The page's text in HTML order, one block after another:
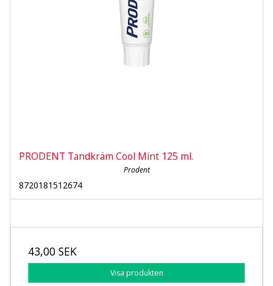
PRODENT Tandkräm Cool Mint 125 ml.
Prodent
8720181512674
43,00 SEK
Visa produkten